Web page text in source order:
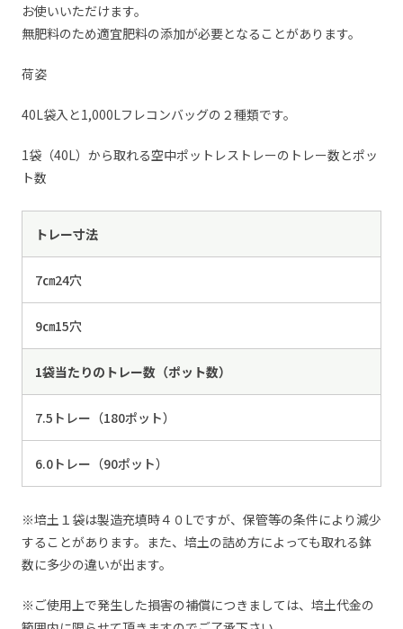
お使いいただけます。
無肥料のため適宜肥料の添加が必要となることがあります。
荷姿
40L袋入と1,000Lフレコンバッグの２種類です。
1袋（40L）から取れる空中ポットレストレーのトレー数とポッ
ト数
トレー寸法
7㎝24穴
9㎝15穴
1袋当たりのトレー数（ポット数）
7.5トレー（180ポット）
6.0トレー（90ポット）
※培土１袋は製造充填時４０Lですが、保管等の条件により減少
することがあります。また、培土の詰め方によっても取れる鉢
数に多少の違いが出ます。
※ご使用上で発生した損害の補償につきましては、培土代金の